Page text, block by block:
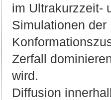
im Ultrakurzzeit-
Simulationen
Zerfall
wird.
Diffusion